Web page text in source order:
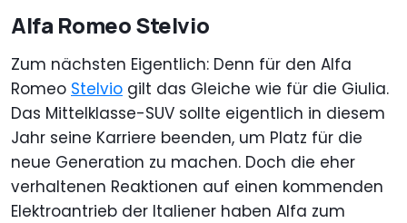
Alfa Romeo Stelvio
Zum nächsten Eigentlich: Denn für den Alfa
Romeo Stelvio gilt das Gleiche wie für die Giulia.
Das Mittelklasse-SUV sollte eigentlich in diesem
Jahr seine Karriere beenden, um Platz für die
neue Generation zu machen. Doch die eher
verhaltenen Reaktionen auf einen kommenden
Elektroantrieb der Italiener haben Alfa zum